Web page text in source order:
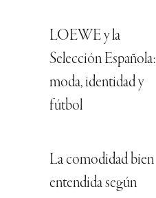
LOEWE y la
Selección Española:
moda, identidad y
fútbol
La comodidad bien
entendida según